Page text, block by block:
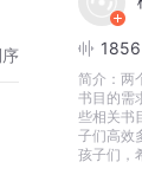
1856
简介： 两
书目的需
些相关书
子们高效
孩子们，